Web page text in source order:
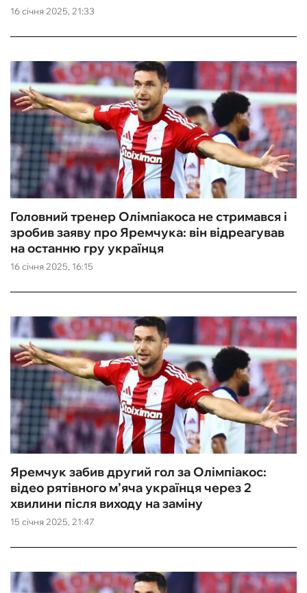
16 січня 2025, 21:33
16 січня 2025, 16:15
Головний тренер Олімпіакоса не стримався і
зробив заяву про Яремчука: він відреагував
на останню гру українця
15 січня 2025, 21:47
Яремчук забив другий гол за Олімпіакос:
відео рятівного м’яча українця через 2
хвилини після виходу на заміну